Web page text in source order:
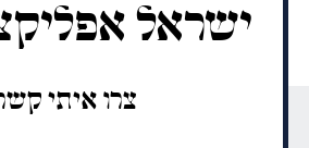
ישראל
צרו איתי